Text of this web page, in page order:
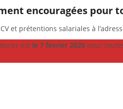
encouragées pour
et prétentions salariales à
est le 7 février 2020 pour